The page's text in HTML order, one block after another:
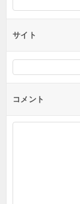
サイト
コメント